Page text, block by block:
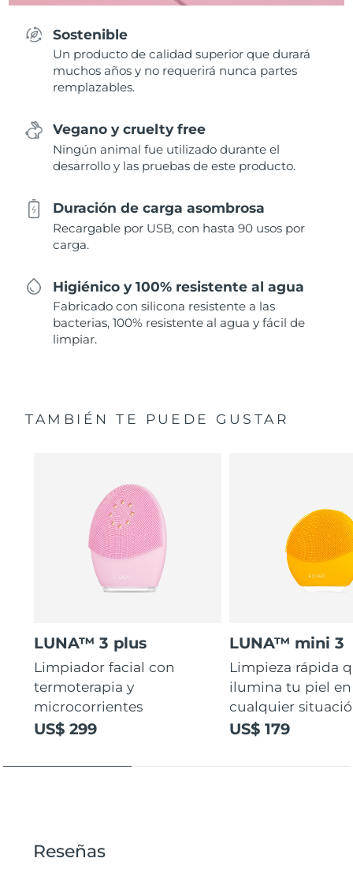
Sostenible
Un producto de calidad superior que durará
muchos años y no requerirá nunca partes
remplazables.
Vegano y cruelty free
Ningún animal fue utilizado durante el
desarrollo y las pruebas de este producto.
Duración de carga asombrosa
Recargable por USB, con hasta 90 usos por
carga.
Higiénico y 100% resistente al agua
Fabricado con silicona resistente a las
bacterias, 100% resistente al agua y fácil de
limpiar.
TAMBIÉN TE PUEDE GUSTAR
LUNA™ 3 plus
Limpiador facial con
termoterapia y
microcorrientes
US$ 299
LUNA™ mini 3
Limpieza rápida
ilumina tu piel en
cualquier
US$ 179